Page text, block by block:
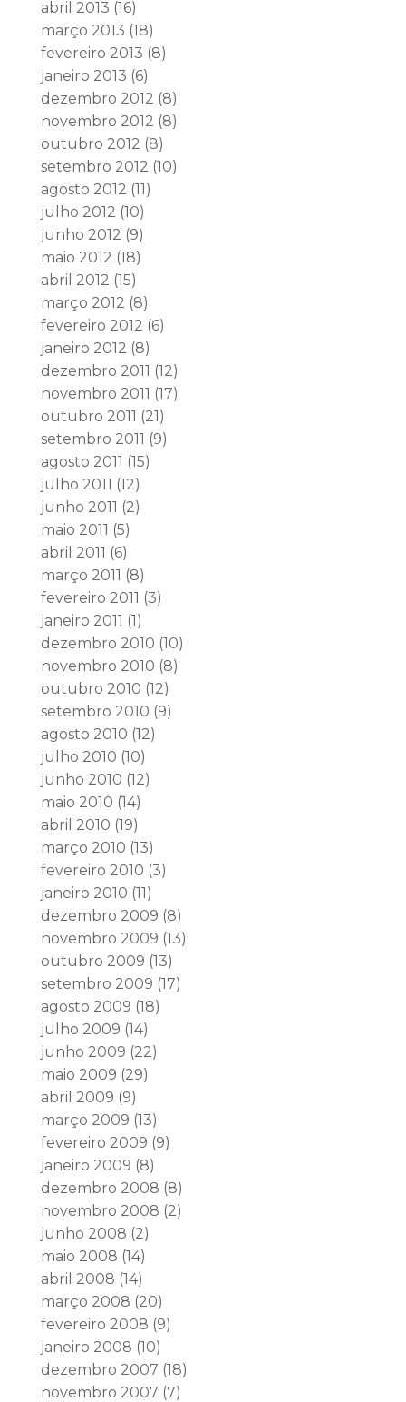
abril 2013 (16)
março 2013 (18)
fevereiro 2013 (8)
janeiro 2013 (6)
dezembro 2012 (8)
novembro 2012 (8)
outubro 2012 (8)
setembro 2012 (10)
agosto 2012 (11)
julho 2012 (10)
junho 2012 (9)
maio 2012 (18)
abril 2012 (15)
março 2012 (8)
fevereiro 2012 (6)
janeiro 2012 (8)
dezembro 2011 (12)
novembro 2011 (17)
outubro 2011 (21)
setembro 2011 (9)
agosto 2011 (15)
julho 2011 (12)
junho 2011 (2)
maio 2011 (5)
abril 2011 (6)
março 2011 (8)
fevereiro 2011 (3)
janeiro 2011 (1)
dezembro 2010 (10)
novembro 2010 (8)
outubro 2010 (12)
setembro 2010 (9)
agosto 2010 (12)
julho 2010 (10)
junho 2010 (12)
maio 2010 (14)
abril 2010 (19)
março 2010 (13)
fevereiro 2010 (3)
janeiro 2010 (11)
dezembro 2009 (8)
novembro 2009 (13)
outubro 2009 (13)
setembro 2009 (17)
agosto 2009 (18)
julho 2009 (14)
junho 2009 (22)
maio 2009 (29)
abril 2009 (9)
março 2009 (13)
fevereiro 2009 (9)
janeiro 2009 (8)
dezembro 2008 (8)
novembro 2008 (2)
junho 2008 (2)
maio 2008 (14)
abril 2008 (14)
março 2008 (20)
fevereiro 2008 (9)
janeiro 2008 (10)
dezembro 2007 (18)
novembro 2007 (7)